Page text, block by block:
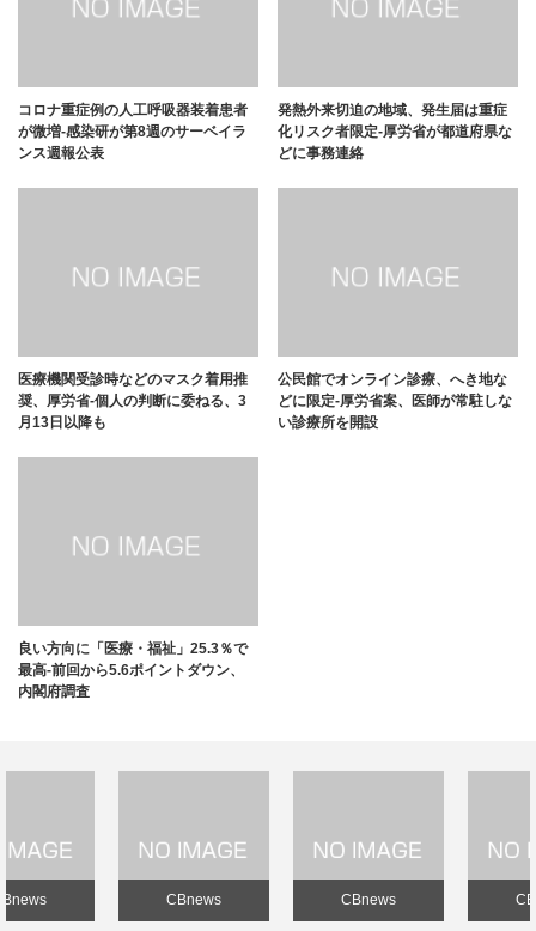
コロナ重症例の人工呼吸器装着患者
が微増-感染研が第8週のサーベイラ
ンス週報公表
発熱外来切迫の地域、発生届は重症
化リスク者限定-厚労省が都道府県な
どに事務連絡
医療機関受診時などのマスク着用推
奨、厚労省-個人の判断に委ねる、3
月13日以降も
公民館でオンライン診療、へき地な
どに限定-厚労省案、医師が常駐しな
い診療所を開設
良い方向に「医療・福祉」25.3％で
最高-前回から5.6ポイントダウン、
内閣府調査